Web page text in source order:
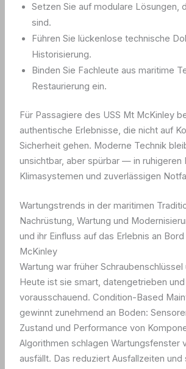
Setzen Sie auf modulare Lösungen,
sind.
Führen Sie lückenlose technische
Historisierung.
Binden Sie Fachleute aus maritime
Restaurierung ein.
Für Passagiere des USS Mt McKinley
authentische Erlebnisse, die nicht auf
Sicherheit gehen. Moderne Technik
unsichtbar, aber spürbar — in ruhigeren
Klimasystemen und zuverlässigen
Wartungstrends in der maritimen
Nachrüstung, Wartung und
und ihr Einfluss auf das Erlebnis an
McKinley
Wartung war früher Schraubenschlüssel
Heute ist sie smart, datengetrieben und
vorausschauend. Condition-Based
gewinnt zunehmend an Boden:
Zustand und Performance von
Algorithmen schlagen Wartungsfenster
ausfällt. Das reduziert Ausfallzeiten und